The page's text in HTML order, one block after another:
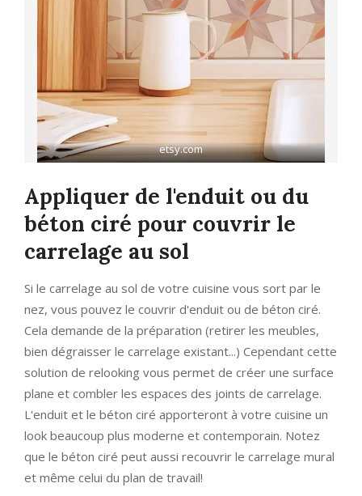
etsy.com
Appliquer de l'enduit ou du
béton ciré pour couvrir le
carrelage au sol
Si le carrelage au sol de votre cuisine vous sort par le
nez, vous pouvez le couvrir d'enduit ou de béton ciré.
Cela demande de la préparation (retirer les meubles,
bien dégraisser le carrelage existant...) Cependant cette
solution de relooking vous permet de créer une surface
plane et combler les espaces des joints de carrelage.
L'enduit et le béton ciré apporteront à votre cuisine un
look beaucoup plus moderne et contemporain. Notez
que le béton ciré peut aussi recouvrir le carrelage mural
et même celui du plan de travail!